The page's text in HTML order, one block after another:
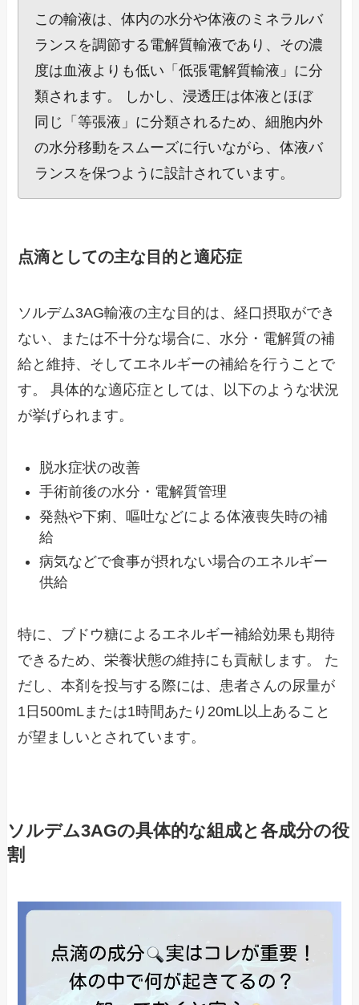
この輸液は、体内の水分や体液のミネラルバ
ランスを調節する電解質輸液であり、その濃
度は血液よりも低い「低張電解質輸液」に分
類されます。 しかし、浸透圧は体液とほぼ
同じ「等張液」に分類されるため、細胞内外
の水分移動をスムーズに行いながら、体液バ
ランスを保つように設計されています。
点滴としての主な目的と適応症
ソルデム3AG輸液の主な目的は、経口摂取ができ
ない、または不十分な場合に、水分・電解質の補
給と維持、そしてエネルギーの補給を行うことで
す。 具体的な適応症としては、以下のような状況
が挙げられます。
脱水症状の改善
手術前後の水分・電解質管理
発熱や下痢、嘔吐などによる体液喪失時の補
給
病気などで食事が摂れない場合のエネルギー
供給
特に、ブドウ糖によるエネルギー補給効果も期待
できるため、栄養状態の維持にも貢献します。 た
だし、本剤を投与する際には、患者さんの尿量が
1日500mLまたは1時間あたり20mL以上あること
が望ましいとされています。
ソルデム3AGの具体的な組成と各成分の役
割